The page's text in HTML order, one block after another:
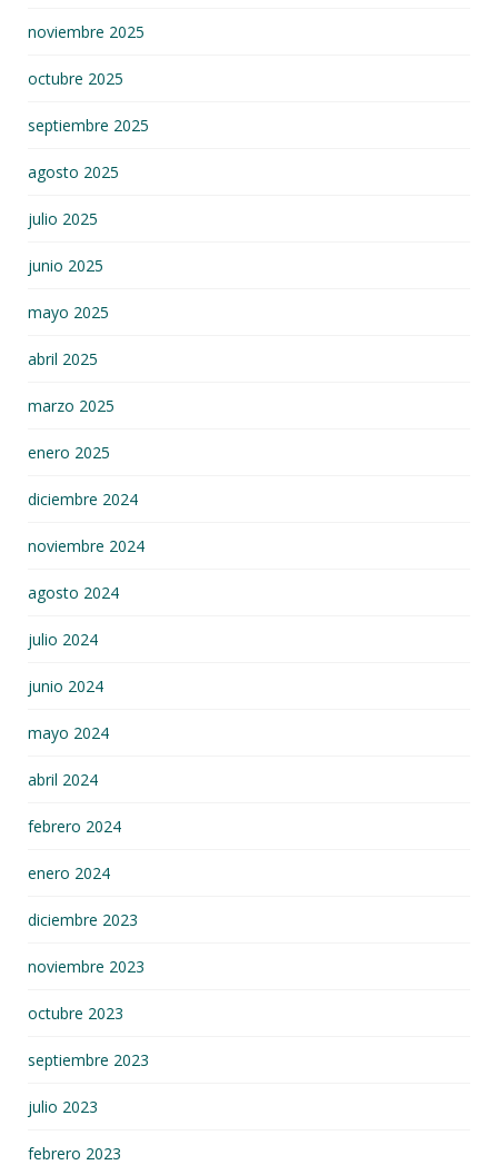
noviembre 2025
octubre 2025
septiembre 2025
agosto 2025
julio 2025
junio 2025
mayo 2025
abril 2025
marzo 2025
enero 2025
diciembre 2024
noviembre 2024
agosto 2024
julio 2024
junio 2024
mayo 2024
abril 2024
febrero 2024
enero 2024
diciembre 2023
noviembre 2023
octubre 2023
septiembre 2023
julio 2023
febrero 2023